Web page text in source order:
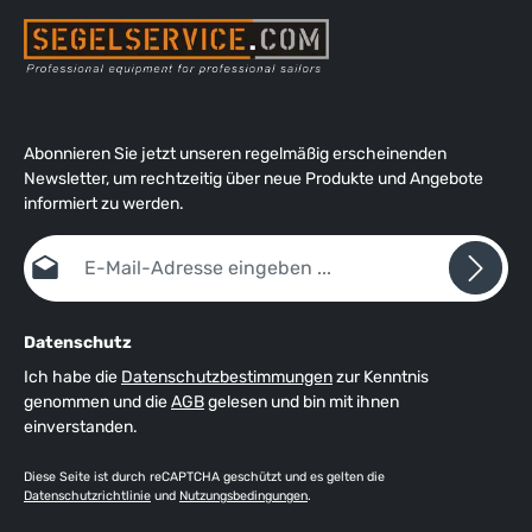
Abonnieren Sie jetzt unseren regelmäßig erscheinenden
Newsletter, um rechtzeitig über neue Produkte und Angebote
informiert zu werden.
E-Mail-Adresse*
Datenschutz
Ich habe die Datenschutzbestimmungenzur Kenntnis
genommen und dieAGBgelesen und bin mit ihnen
einverstanden.
Diese Seite ist durch reCAPTCHA geschützt und es gelten die
Datenschutzrichtlinie und Nutzungsbedingungen.